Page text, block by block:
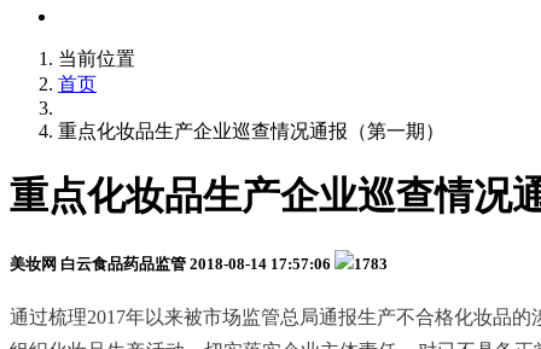
当前位置
首页
重点化妆品生产企业巡查情况通报（第一期）
重点化妆品生产企业巡查情况
美妆网 白云食品药品监管 2018-08-14 17:57:06 1783
通过梳理2017年以来被市场监管总局通报生产不合格化妆品